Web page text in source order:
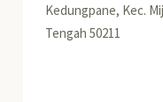
Kedungpane, Kec.
Tengah 50211